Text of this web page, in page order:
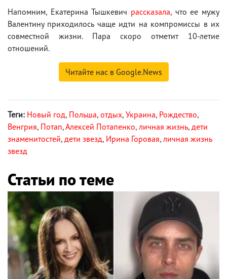
Напомним, Екатерина Тышкевич рассказала, что ее мужу
Валентину приходилось чаще идти на компромиссы в их
совместной жизни. Пара скоро отметит 10-летие
отношений.
Читайте нас в Google.News
Теги: Новый год, Польша, отдых, Украина, Рождество,
Венгрия, Потап,Алексей Потапенко, личная жизнь, дети
знаменитостей, дети звезд, Ирина Горовая, личная жизнь
звезд
Статьи по теме